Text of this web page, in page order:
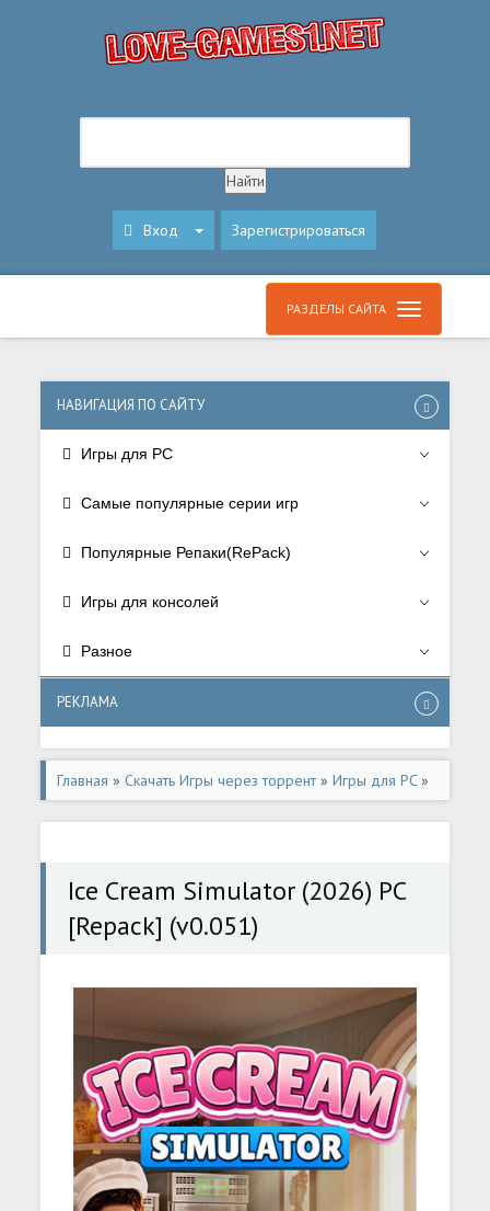
Вход Зарегистрироваться
РАЗДЕЛЫ САЙТА
НАВИГАЦИЯ ПО САЙТУ
Игры для PC
Самые популярные серии игр
Популярные Репаки(RePack)
Игры для консолей
Разное
РЕКЛАМА
Главная » Скачать Игры через торрент»Игры для PC»
Симуляторы/Simulator
Ice Cream Simulator (2026) PC
[Repack] (v0.051)